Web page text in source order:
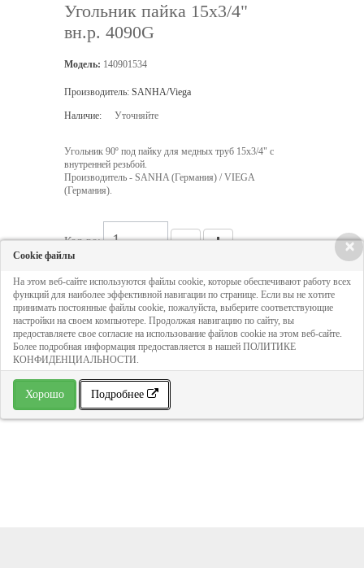
Угольник пайка 15х3/4"
вн.р. 4090G
Модель: 140901534
Производитель: SANHA/Viega
Наличие: Уточняйте
Угольник 90º под пайку для медных труб 15х3/4" с
внутренней резьбой.
Производитель - SANHA (Германия) / VIEGA
(Германия).
Кол-во:
316 руб
ДОБАВИТЬ В КОРЗИНУ
» В избранное
×
Cookie файлы
На этом веб-сайте используются файлы cookie, которые обеспечивают работу всех
функций для наиболее эффективной навигации по странице. Если вы не хотите
принимать постоянные файлы cookie, пожалуйста, выберите соответствующие
настройки на своем компьютере. Продолжая навигацию по сайту, вы
предоставляете свое согласие на использование файлов cookie на этом веб-сайте.
Более подробная информация предоставляется в нашей ПОЛИТИКЕ
КОНФИДЕНЦИАЛЬНОСТИ.
Хорошо Подробнее